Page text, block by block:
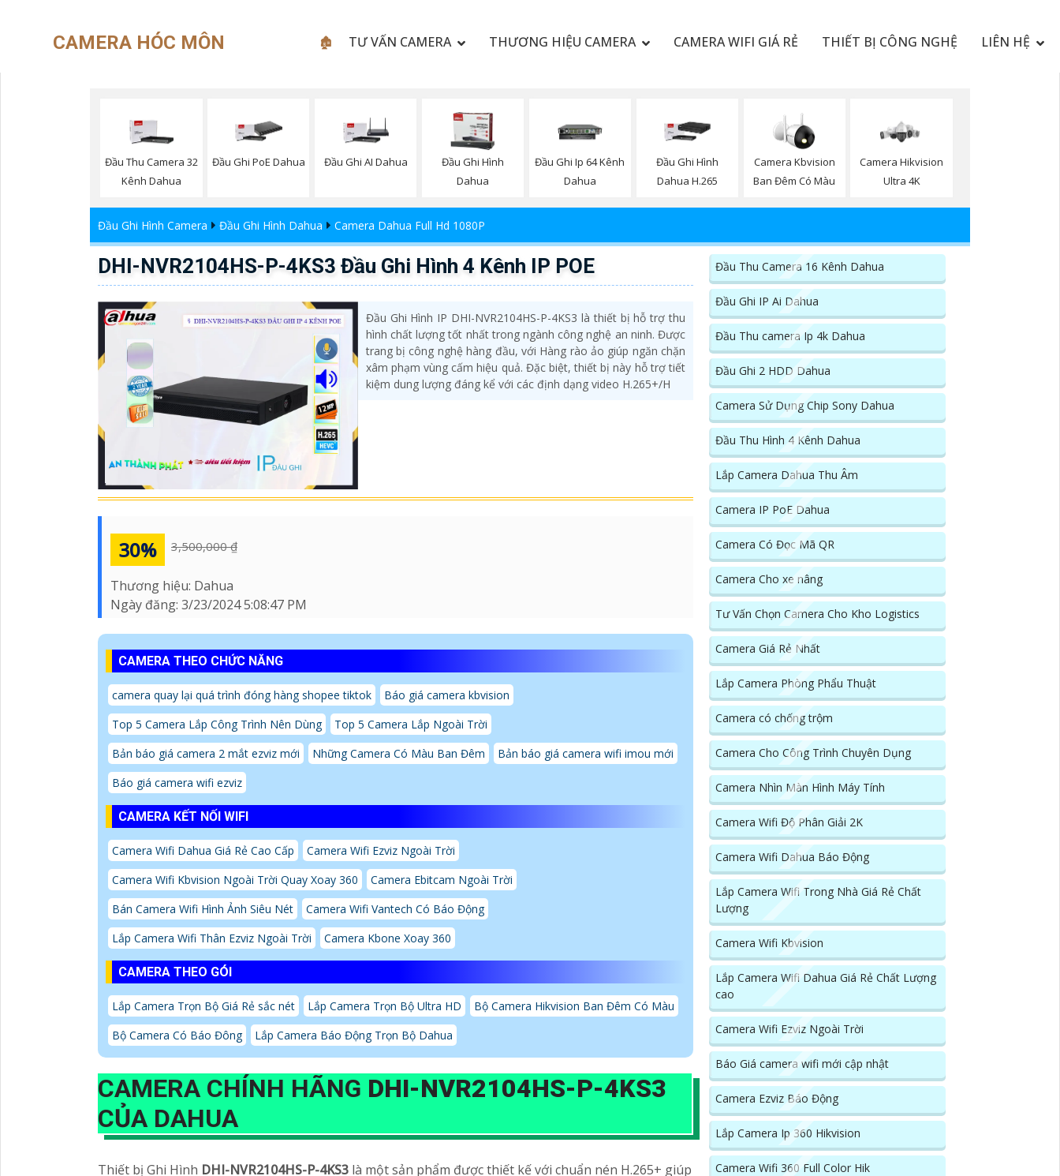
CAMERA HÓC MÔN 🏚 TƯ VẤN CAMERA THƯƠNG HIỆU CAMERA CAMERA WIFI GIÁ RẺ THIẾT BỊ CÔNG NGHỆ LIÊN HỆ
Đầu Thu Camera 32
Kênh Dahua
Đầu Ghi PoE Dahua Đầu Ghi AI Dahua
Đầu Ghi Hình
Dahua
Đầu Ghi Ip 64 Kênh
Dahua
Đầu Ghi Hình
Dahua H.265
Camera Kbvision
Ban Đêm Có Màu
Camera Hikvision
Ultra 4K
Đầu Ghi Hình Camera Đầu Ghi Hình Dahua Camera Dahua Full Hd 1080P
DHI-NVR2104HS-P-4KS3 Đầu Ghi Hình 4 Kênh IP POE
Đầu Ghi Hình IP DHI-NVR2104HS-P-4KS3 là thiết bị hỗ trợ thu
hình chất lượng tốt nhất trong ngành công nghệ an ninh. Được
trang bị công nghệ hàng đầu, với Hàng rào ảo giúp ngăn chặn
xâm phạm vùng cấm hiệu quả. Đặc biệt, thiết bị này hỗ trợ tiết
kiệm dung lượng đáng kể với các định dạng video H.265+/H
30% 3,500,000 ₫
Thương hiệu: Dahua
Ngày đăng: 3/23/2024 5:08:47 PM
CAMERA THEO CHỨC NĂNG
camera quay lại quá trình đóng hàng shopee tiktok
Báo giá camera kbvision
Top 5 Camera Lắp Công Trình Nên Dùng
Top 5 Camera Lắp Ngoài Trời
Bản báo giá camera 2 mắt ezviz mới
Những Camera Có Màu Ban Đêm
Bản báo giá camera wifi imou mới
Báo giá camera wifi ezviz
CAMERA KẾT NỐI WIFI
Camera Wifi Dahua Giá Rẻ Cao Cấp
Camera Wifi Ezviz Ngoài Trời
Camera Wifi Kbvision Ngoài Trời Quay Xoay 360
Camera Ebitcam Ngoài Trời
Bán Camera Wifi Hình Ảnh Siêu Nét
Camera Wifi Vantech Có Báo Động
Lắp Camera Wifi Thân Ezviz Ngoài Trời
Camera Kbone Xoay 360
CAMERA THEO GÓI
Lắp Camera Trọn Bộ Giá Rẻ sắc nét Lắp Camera Trọn Bộ Ultra HD
Bộ Camera Hikvision Ban Đêm Có Màu
Bộ Camera Có Báo Đông
Lắp Camera Báo Động Trọn Bộ Dahua
CAMERA CHÍNH HÃNG DHI-NVR2104HS-P-4KS3
CỦA DAHUA
Thiết bị Ghi Hình DHI-NVR2104HS-P-4KS3 là một sản phẩm được thiết kế với chuẩn nén H.265+ giúp
Đầu Thu Camera 16 Kênh Dahua
Đầu Ghi IP Ai Dahua
Đầu Thu camera Ip 4k Dahua
Đầu Ghi 2 HDD Dahua
Camera Sử Dụng Chip Sony Dahua
Đầu Thu Hình 4 Kênh Dahua
Lắp Camera Dahua Thu Âm
Camera IP PoE Dahua
Camera Có Đọc Mã QR
Camera Cho xe nâng
Tư Vấn Chọn Camera Cho Kho Logistics
Camera Giá Rẻ Nhất
Lắp Camera Phòng Phẩu Thuật
Camera có chống trộm
Camera Cho Công Trình Chuyên Dụng
Camera Nhìn Màn Hình Máy Tính
Camera Wifi Độ Phân Giải 2K
Camera Wifi Dahua Báo Động
Lắp Camera Wifi Trong Nhà Giá Rẻ Chất
Lượng
Camera Wifi Kbvision
Lắp Camera Wifi Dahua Giá Rẻ Chất Lượng
cao
Camera Wifi Ezviz Ngoài Trời
Báo Giá camera wifi mới cập nhật
Camera Ezviz Báo Động
Lắp Camera Ip 360 Hikvision
Camera Wifi 360 Full Color Hik